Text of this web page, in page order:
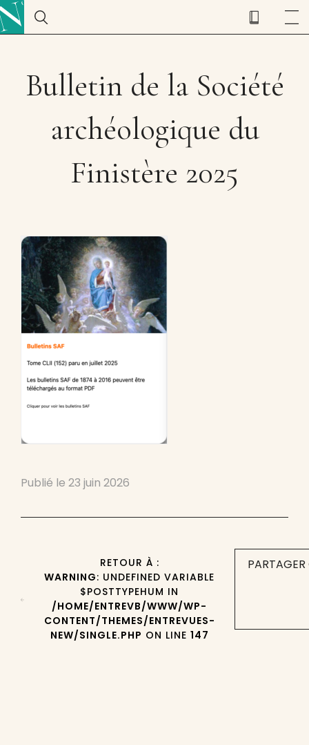
Bulletin de la Société
archéologique du
Finistère 2025
Publié le 23 juin 2026
RETOUR À :
WARNING: UNDEFINED VARIABLE
$POSTTYPEHUM IN
/HOME/ENTREVB/WWW/WP-
CONTENT/THEMES/ENTREVUES-
NEW/SINGLE.PHP ON LINE 147